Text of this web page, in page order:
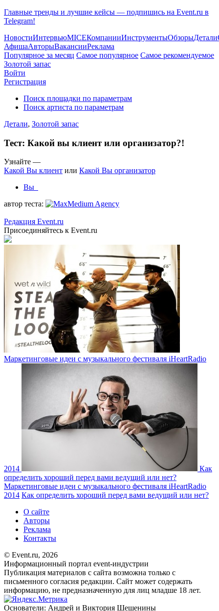
Главные тренды и лучшие кейсы — подпишись на Event.ru в
Telegram!
НовостиИнтервьюMICEКомпанииИнструментыОбзорыДетали
АфишаАвторыВакансииРеклама
Популярное за месяц Самое популярное Самое рекомендуемое
Золотой запас
Войти
Регистрация
Поиск площадки по параметрам
Поиск артиста по параметрам
Детали, Золотой запас
Тест: Какой вы клиент или организатор?!
Узнайте —
Какой Вы клиент или Какой Вы организатор
Вы
автор теста:
Редакция Event.ru
Присоединяйтесь к Event.ru
Маркетинговые идеи с музыкального фестиваля iHeartRadio
2014
Как
определить хороший перед вами ведущий или нет?
Маркетинговые идеи с музыкального фестиваля iHeartRadio
2014 Как определить хороший перед вами ведущий или нет?
О сайте
Авторы
Реклама
Контакты
© Event.ru, 2026
Информационный портал event-индустрии
Публикация материалов с сайта возможна только с
письменного согласия редакции. Сайт может содержать
информацию, не предназначенную для лиц младше 18 лет.
Основатели: Андрей и Виктория Шешенины